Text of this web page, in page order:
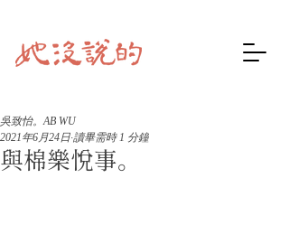
與棉樂悅事。
吳致怡。AB WU
2021年6月24日 讀畢需時 1 分鐘